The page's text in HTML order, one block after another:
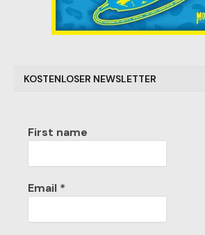
KOSTENLOSER NEWSLETTER
First name
Email *